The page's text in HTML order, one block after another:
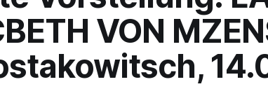
VON